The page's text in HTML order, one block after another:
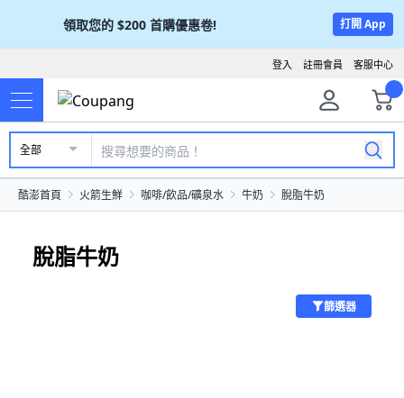
領取您的 $200 首購優惠卷! 打開 App
客服中心
註冊會員
登入
全部
酷澎首頁 火箭生鮮 咖啡/飲品/礦泉水 牛奶 脫脂牛奶
脫脂牛奶
篩選器